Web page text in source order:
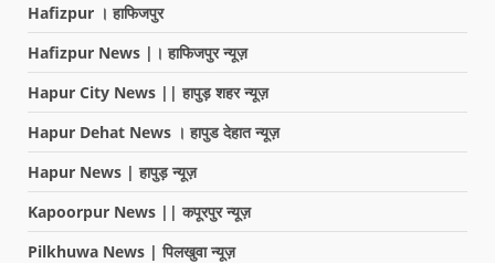
Hafizpur । हाफिजपुर
Hafizpur News |। हाफिजपुर न्यूज़
Hapur City News || हापुड़ शहर न्यूज़
Hapur Dehat News । हापुड देहात न्यूज़
Hapur News | हापुड़ न्यूज़
Kapoorpur News || कपूरपुर न्यूज़
Pilkhuwa News | पिलखुवा न्यूज़